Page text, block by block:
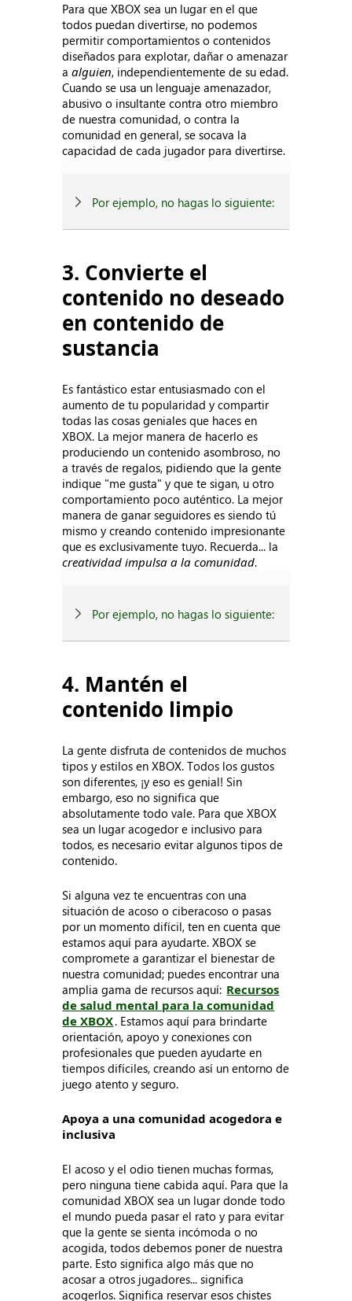
Para que XBOX sea un lugar en el que
todos puedan divertirse, no podemos
permitir comportamientos o contenidos
diseñados para explotar, dañar o amenazar
aalguien, independientemente de su edad.
Cuando se usa un lenguaje amenazador,
abusivo o insultante contra otro miembro
de nuestra comunidad, o contra la
comunidad en general, se socava la
capacidad de cada jugador para divertirse.
Por ejemplo, no hagas lo siguiente:
3. Convierte el
contenido no deseado
en contenido de
sustancia
Es fantástico estar entusiasmado con el
aumento de tu popularidad y compartir
todas las cosas geniales que haces en
XBOX. La mejor manera de hacerlo es
produciendo un contenido asombroso, no
a través de regalos, pidiendo que la gente
indique "me gusta" y que te sigan, u otro
comportamiento poco auténtico. La mejor
manera de ganar seguidores es siendo tú
mismo y creando contenido impresionante
que es exclusivamente tuyo. Recuerda... la
creatividad impulsa a la comunidad.
Por ejemplo, no hagas lo siguiente:
4. Mantén el
contenido limpio
La gente disfruta de contenidos de muchos
tipos y estilos en XBOX. Todos los gustos
son diferentes, ¡y eso es genial! Sin
embargo, eso no significa que
absolutamente todo vale. Para que XBOX
sea un lugar acogedor e inclusivo para
todos, es necesario evitar algunos tipos de
contenido.
Si alguna vez te encuentras con una
situación de acoso o ciberacoso o pasas
por un momento difícil, ten en cuenta que
estamos aquí para ayudarte. XBOX se
compromete a garantizar el bienestar de
nuestra comunidad; puedes encontrar una
amplia gama de recursos aquí: Recursos
de salud mental para la comunidad
de XBOX. Estamos aquí para brindarte
orientación, apoyo y conexiones con
profesionales que pueden ayudarte en
tiempos difíciles, creando así un entorno de
juego atento y seguro.
Apoya a una comunidad acogedora e
inclusiva
El acoso y el odio tienen muchas formas,
pero ninguna tiene cabida aquí. Para que la
comunidad XBOX sea un lugar donde todo
el mundo pueda pasar el rato y para evitar
que la gente se sienta incómoda o no
acogida, todos debemos poner de nuestra
parte. Esto significa algo más que no
acosar a otros jugadores... significa
acogerlos. Significa reservar esos chistes